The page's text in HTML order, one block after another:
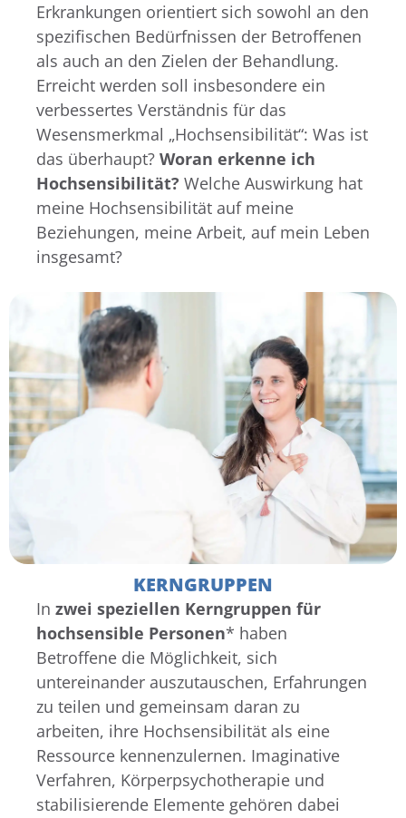
Erkrankungen orientiert sich sowohl an den
spezifischen Bedürfnissen der Betroffenen
als auch an den Zielen der Behandlung.
Erreicht werden soll insbesondere ein
verbessertes Verständnis für das
Wesensmerkmal „Hochsensibilität“: Was ist
das überhaupt? Woran erkenne ich
Hochsensibilität? Welche Auswirkung hat
meine Hochsensibilität auf meine
Beziehungen, meine Arbeit, auf mein Leben
insgesamt?
KERNGRUPPEN
In zwei speziellen Kerngruppen für
hochsensible Personen* haben
Betroffene die Möglichkeit, sich
untereinander auszutauschen, Erfahrungen
zu teilen und gemeinsam daran zu
arbeiten, ihre Hochsensibilität als eine
Ressource kennenzulernen. Imaginative
Verfahren, Körperpsychotherapie und
stabilisierende Elemente gehören dabei